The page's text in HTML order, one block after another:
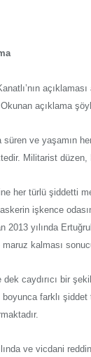
açıklama
süren ve yaşamın
Militarist düzen,
her türlü şiddetti
işkence
2013 yılında
kalması
dek caydırıcı bir
boyunca farklı
ve vicdani